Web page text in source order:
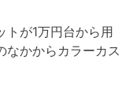
トが1万円台から用
なかからカラーカス